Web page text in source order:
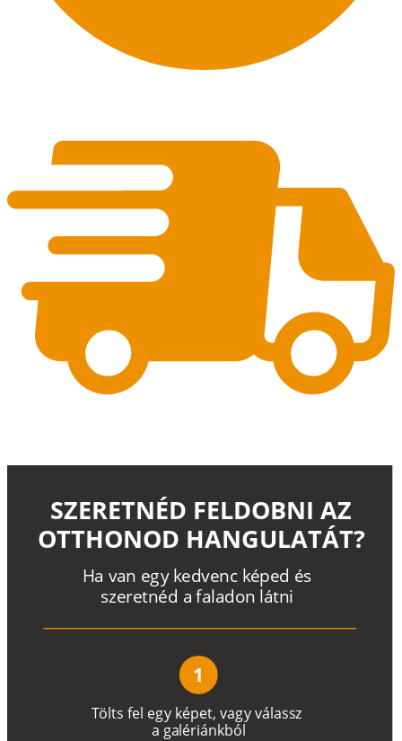
Tölts fel egy képet, vagyválassz
a galériánkból
Ha van egy kedvenc képed és
szeretnéd a faladon látni
SZERETNÉD FELDOBNI AZ
OTTHONOD HANGULATÁT?
1